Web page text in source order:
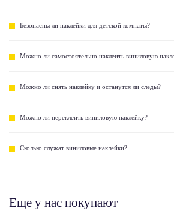
Безопасны ли наклейки для детской комнаты?
Можно ли самостоятельно наклеить виниловую
Можно ли снять наклейку и останутся ли следы?
Можно ли переклеить виниловую наклейку?
Сколько служат виниловые наклейки?
Еще у нас покупают